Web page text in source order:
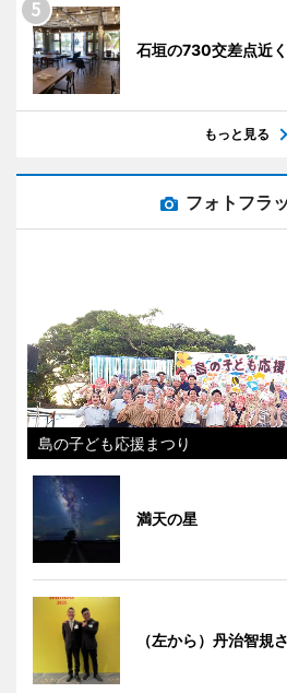
石垣の730交差点近
もっと見る
フォトフラ
島の子ども応援まつり
満天の星
（左から）丹治智規